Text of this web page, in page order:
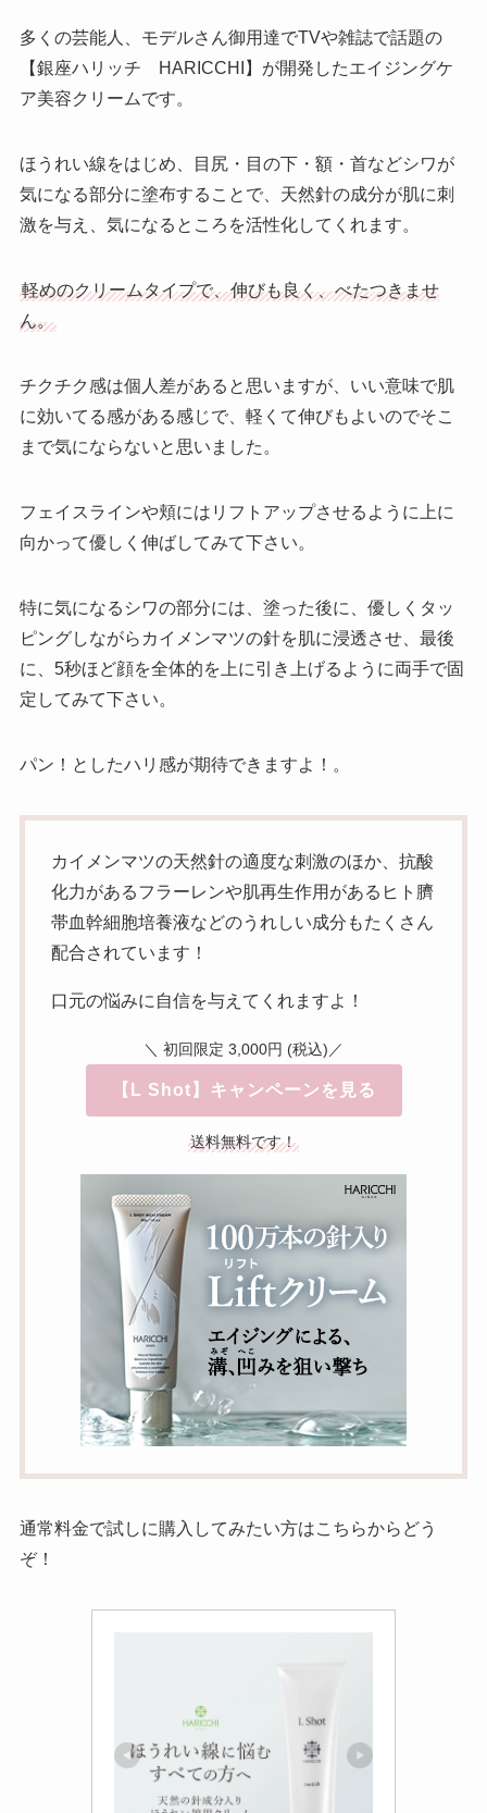
多くの芸能人、モデルさん御用達でTVや雑誌で話題の
【銀座ハリッチ HARICCHI】が開発したエイジングケ
ア美容クリームです。
ほうれい線をはじめ、目尻・目の下・額・首などシワが
気になる部分に塗布することで、天然針の成分が肌に刺
激を与え、気になるところを活性化してくれます。
軽めのクリームタイプで、伸びも良く、べたつきませ
ん。
チクチク感は個人差があると思いますが、いい意味で肌
に効いてる感がある感じで、軽くて伸びもよいのでそこ
まで気にならないと思いました。
フェイスラインや頬にはリフトアップさせるように上に
向かって優しく伸ばしてみて下さい。
特に気になるシワの部分には、塗った後に、優しくタッ
ピングしながらカイメンマツの針を肌に浸透させ、最後
に、5秒ほど顔を全体的を上に引き上げるように両手で固
定してみて下さい。
パン！としたハリ感が期待できますよ！。
カイメンマツの天然針の適度な刺激のほか、抗酸
化力があるフラーレンや肌再生作用があるヒト臍
帯血幹細胞培養液などのうれしい成分もたくさん
配合されています！
口元の悩みに自信を与えてくれますよ！
＼ 初回限定 3,000円 (税込)／
【L Shot】キャンペーンを見る
送料無料です！
通常料金で試しに購入してみたい方はこちらからどう
ぞ！